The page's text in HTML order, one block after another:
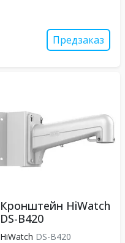
Предзаказ
Кронштейн HiWatch
DS-B420
HiWatch DS-B420